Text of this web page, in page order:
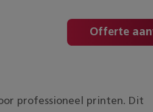
Offerte
professioneel printen. Dit